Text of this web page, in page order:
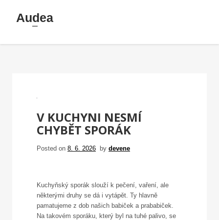
Audea
V KUCHYNI NESMÍ
CHYBĚT SPORÁK
Posted on 8. 6. 2026 by devene
Kuchyňský sporák slouží k pečení, vaření, ale
některými druhy se dá i vytápět. Ty hlavně
pamatujeme z dob našich babiček a prababiček.
Na takovém sporáku, který byl na tuhé palivo, se